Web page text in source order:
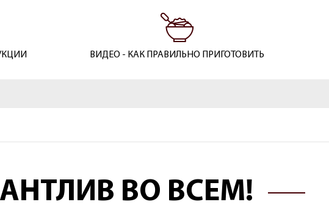
ВИДЕО - КАК ПРАВИЛЬНО ПРИГОТОВИТЬ
ВО ВСЕМ!